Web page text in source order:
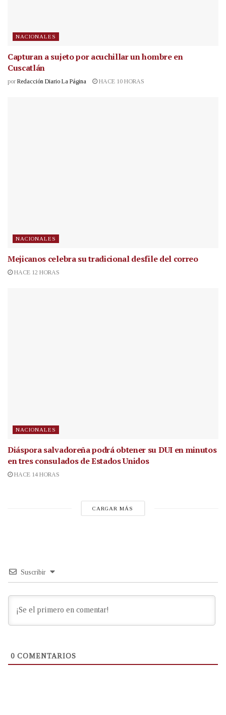
NACIONALES
Capturan a sujeto por acuchillar un hombre en
Cuscatlán
por Redacción Diario La Página HACE 10 HORAS
NACIONALES
Mejicanos celebra su tradicional desfile del correo
HACE 12 HORAS
NACIONALES
Diáspora salvadoreña podrá obtener su DUI en minutos
en tres consulados de Estados Unidos
HACE 14 HORAS
CARGAR MÁS
Suscribir
0 COMENTARIOS